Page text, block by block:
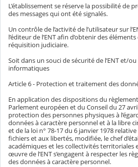
L’établissement se réserve la possibilité de
des messages qui ont été signalés.
Un contrôle de l’activité de l’utilisateur sur
l’éditeur de l’ENT afin d’obtenir des
réquisition judiciaire.
Soit dans un souci de sécurité de l’ENT et/
informatiques
Article 6 - Protection et traitement des
En application des dispositions du
Parlement européen et du Conseil du 27
protection des personnes physiques à
données à caractère personnel et à la libre
et de la loi n° 78-17 du 6 janvier 1978
fichiers et aux libertés, modifiée, le chef
académiques et les collectivités territoriales
œuvre de l’ENT s’engagent à respecter les
des données à caractère personnel.